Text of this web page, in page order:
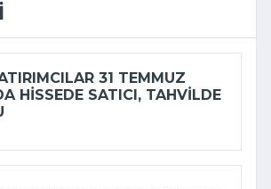
31 TEMMUZ
HISSEDE SATICI, TAHVILDE